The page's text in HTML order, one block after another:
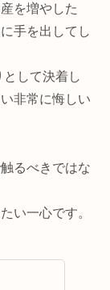
を増やした
手を出してし
して決着し
非常に悔しい
るべきではな
い一心です。